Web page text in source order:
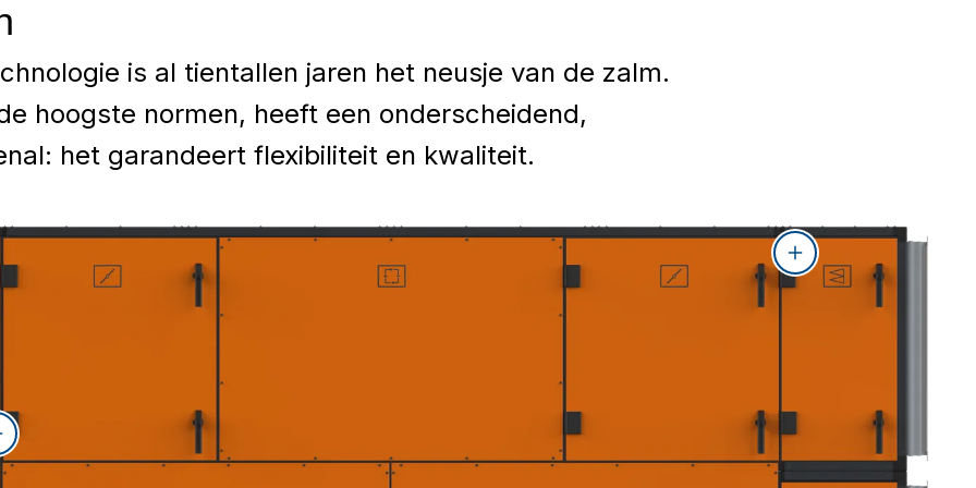
is al tientallen jaren het neusje van de zalm.
hoogste normen, heeft een onderscheidend,
het garandeert flexibiliteit en kwaliteit.
voor visueleen
beklede (ca. 35